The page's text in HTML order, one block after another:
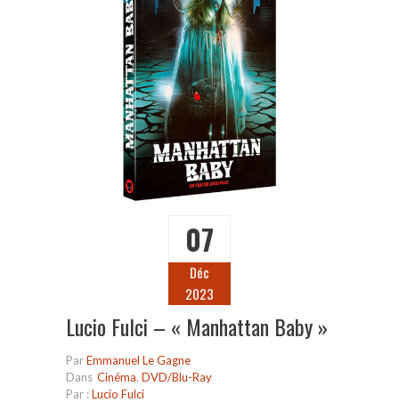
07
Déc
2023
Lucio Fulci – « Manhattan Baby »
ParEmmanuel Le Gagne
Dans Cinéma, DVD/Blu-Ray
Par :Lucio Fulci